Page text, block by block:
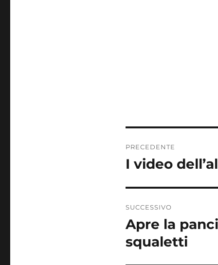
articoli
PRECEDENTE
Articolo
I video
SUCCESSIVO
Articolo
successivo:
Apre la
squaletti